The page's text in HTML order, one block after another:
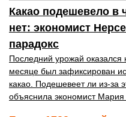
Какао подешевело в
нет: экономист
парадокс
Последний урожай оказался
месяце был зафиксирован
какао. Подешевеет ли из-за
объяснила экономист